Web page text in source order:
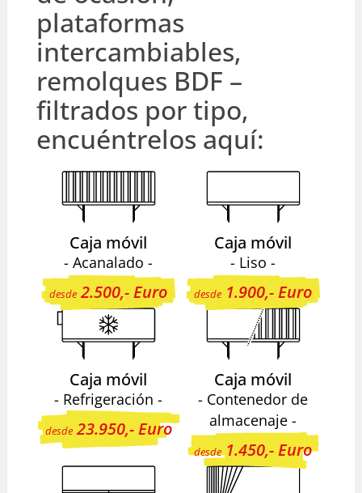
plataformas
intercambiables,
remolques BDF –
filtrados por tipo,
encuéntrelos aquí:
Caja móvil
- Acanalado -
desde 2.500,- Euro
Caja móvil
- Liso -
desde 1.900,- Euro
Caja móvil
- Refrigeración -
desde23.950,- Euro
Caja móvil
- Contenedor de
almacenaje -
desde1.450,- Euro